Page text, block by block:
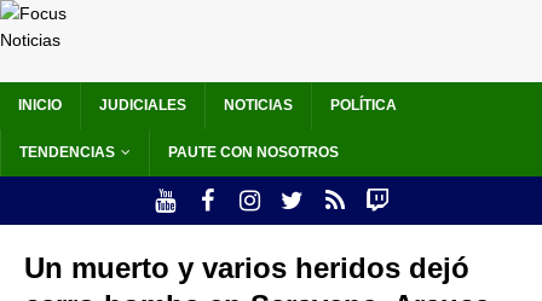
INICIO JUDICIALES NOTICIAS POLÍTICA
TENDENCIAS PAUTE CON NOSOTROS
Un muerto y varios heridos dejó